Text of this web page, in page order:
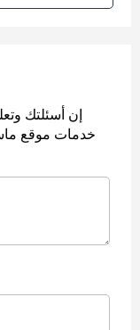
إن أسئلتك
خدمات موقع